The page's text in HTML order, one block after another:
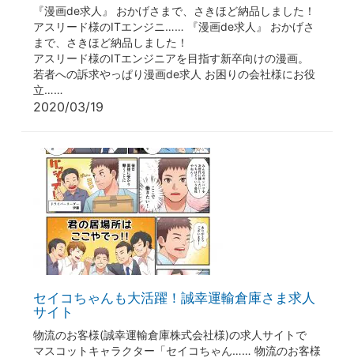
『漫画de求人』 おかげさまで、さきほど納品しました！
アスリード様のITエンジニ…… 『漫画de求人』 おかげさ
まで、さきほど納品しました！
アスリード様のITエンジニアを目指す新卒向けの漫画。
若者への訴求やっぱり漫画de求人 お困りの会社様にお役
立……
2020/03/19
セイコちゃんも大活躍！誠幸運輸倉庫さま求人
サイト
物流のお客様(誠幸運輸倉庫株式会社様)の求人サイトで
マスコットキャラクター「セイコちゃん…… 物流のお客様